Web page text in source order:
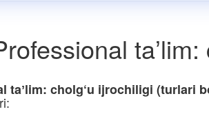
taʼlim: cholg‘u ijrochiligi (turlari